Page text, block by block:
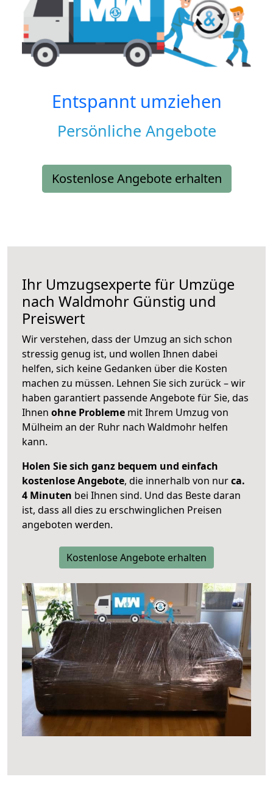
Entspannt umziehen
Persönliche Angebote
Kostenlose Angebote erhalten
Ihr Umzugsexperte für Umzüge
nach Waldmohr Günstig und
Preiswert
Wir verstehen, dass der Umzug an sich schon
stressig genug ist, und wollen Ihnen dabei
helfen, sich keine Gedanken über die Kosten
machen zu müssen. Lehnen Sie sich zurück – wir
haben garantiert passende Angebote für Sie, das
Ihnen ohne Probleme mit Ihrem Umzug von
Mülheim an der Ruhr nach Waldmohr helfen
kann.
Holen Sie sich ganz bequem und einfach
kostenlose Angebote, die innerhalb von nurca.
4 Minuten bei Ihnen sind. Und das Beste daran
ist, dass all dies zu erschwinglichen Preisen
angeboten werden.
Kostenlose Angebote erhalten